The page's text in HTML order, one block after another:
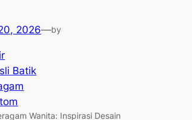
2026—by
Batik
Wanita: Inspirasi Desain